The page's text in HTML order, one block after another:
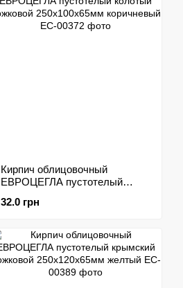
Кирпич облицовочный
ЕВРОЦЕГЛА пустотелый
250х100х65мм коричневый
32.0 грн